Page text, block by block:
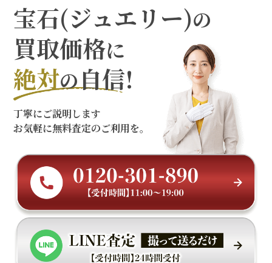
宝石(ジュエリー)の
買取価格に
絶対の自信!
丁寧にご説明します
お気軽に無料査定のご利用を。